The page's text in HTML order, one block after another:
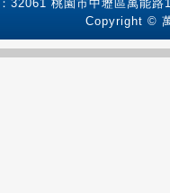
32061 桃園市中壢區萬能路
Copyright ©